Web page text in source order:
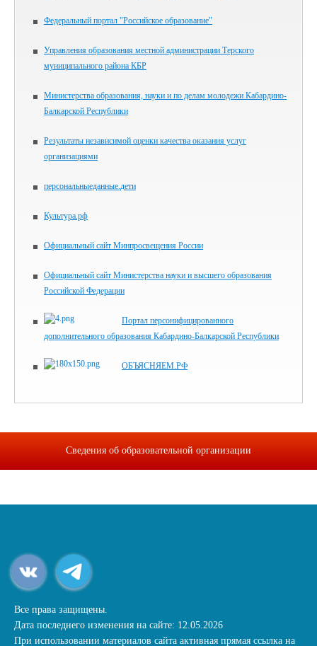
Федеральный портал "Российское образование"
Управления образования местной администрации Терского
муниципального района КБР
Министерства образования, науки и по делам молодежи Кабардино-
Балкарской Республики
Результаты независимой оценки качества оказания услуг
организациями
персональныеданные.дети
Культура.рф
Официальный сайт Минпросвещения России
Официальный сайт Министерства науки и высшего образования
Российской Федерации
Портал персонифицированного
дополнительного образования Кабардино-Балкарской Республики
ОБЪЯСНЯЕМ.РФ
Сведения об образовательной организации
Все права защищены.
Дата последнего изменения на сайте: 12.05.2026
При использовании материалов сайта активная прямая ссылка на